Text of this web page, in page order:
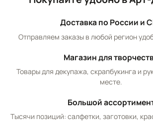
Доставка по России и
Отправляем заказы в любой регион
Магазин для
Товары для декупажа, скрапбукинга и
месте.
Большой
Тысячи позиций: салфетки, заготовки,